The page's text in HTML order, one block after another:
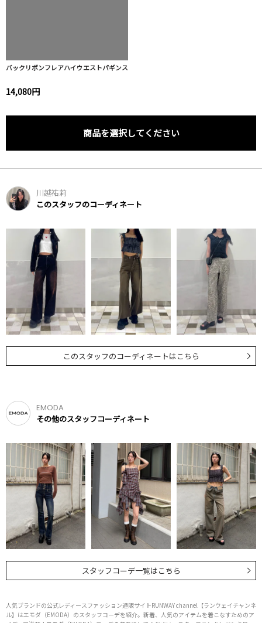
バックリボンフレアハイウエストパギンス
14,080円
商品を選択してください
川越祐莉
このスタッフのコーディネート
このスタッフのコーディネートはこちら
EMODA
その他のスタッフコーディネート
スタッフコーデ一覧はこちら
人気ブランドの公式レディースファッション通販サイトRUNWAY channel【ランウェイチャンネ
ル】はエモダ（EMODA）のスタッフコーデを紹介。新着、人気のアイテムを着こなすためのア